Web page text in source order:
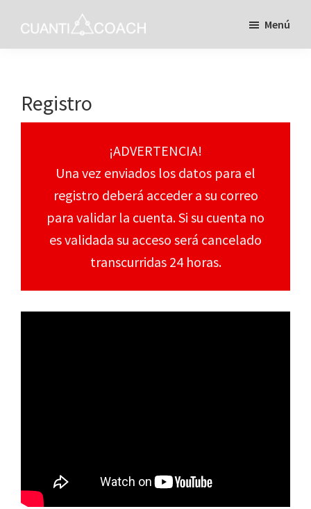
contenido
Menú
Registro
¡ADVERTENCIA!
Una vez enviados los datos para el
registro deberá acceder a su correo
para validar la cuenta. Si su cuenta no
es validada su acceso será cancelado
transcurridas 24 horas.